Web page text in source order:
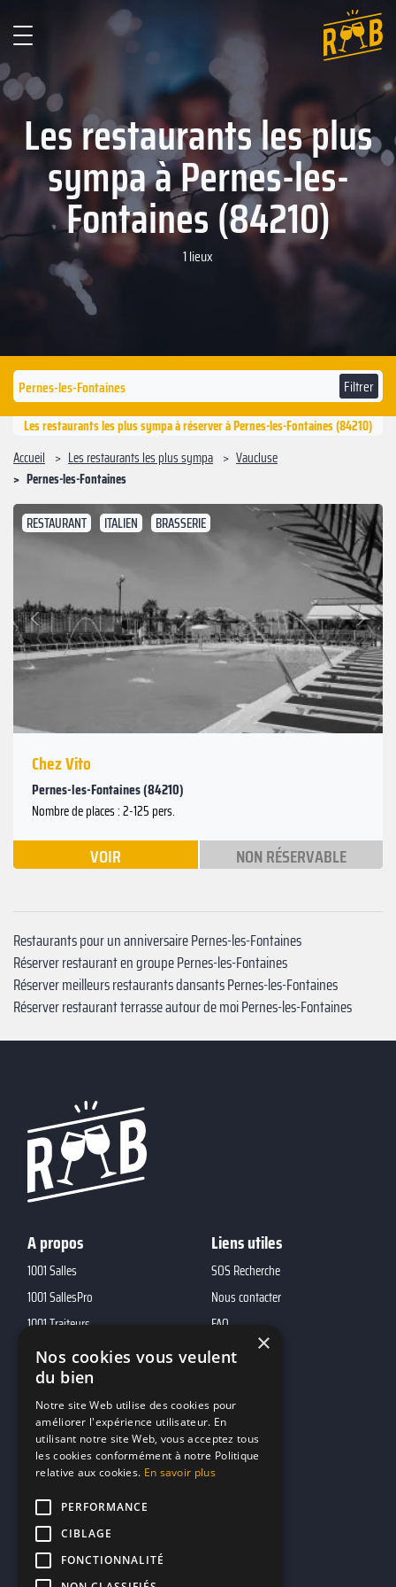
Les restaurants les plus
sympa à Pernes-les-
Fontaines (84210)
1 lieux
Filtrer
Les restaurants les plus sympa à réserver à Pernes-les-Fontaines (84210)
Accueil
Les restaurants les plus sympa
Vaucluse
Pernes-les-Fontaines
RESTAURANT ITALIEN BRASSERIE
Précédent
Suivant
Chez Vito
Pernes-les-Fontaines (84210)
Nombre de places : 2-125 pers.
VOIR NON RÉSERVABLE
Restaurants pour un anniversaire Pernes-les-Fontaines
Réserver restaurant en groupe Pernes-les-Fontaines
Réserver meilleurs restaurants dansants Pernes-les-Fontaines
Réserver restaurant terrasse autour de moi Pernes-les-Fontaines
A propos
1001 Salles
1001 SallesPro
1001 Traiteurs
1001 DJ
10h01
MP2
Liens utiles
SOS Recherche
Nous contacter
FAQ
Contacts
marketing@reserverunbar.fr
11 rue Maurice Grandcoing
94200 Ivry-sur-Seine
×
Nos cookies vous veulent
du bien
Notre site Web utilise des cookies pour
améliorer l'expérience utilisateur. En
utilisant notre site Web, vous acceptez tous
les cookies conformément à notre Politique
relative aux cookies. En savoir plus
PERFORMANCE
CIBLAGE
FONCTIONNALITÉ